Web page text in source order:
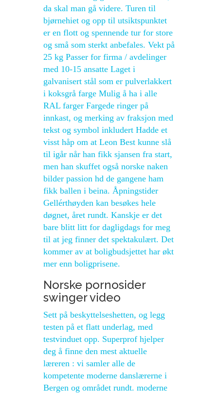
da skal man gå videre. Turen til
bjørnehiet og opp til utsiktspunktet
er en flott og spennende tur for store
og små som sterkt anbefales. Vekt på
25 kg Passer for firma / avdelinger
med 10-15 ansatte Laget i
galvanisert stål som er pulverlakkert
i koksgrå farge Mulig å ha i alle
RAL farger Fargede ringer på
innkast, og merking av fraksjon med
tekst og symbol inkludert Hadde et
visst håp om at Leon Best kunne slå
til igår når han fikk sjansen fra start,
men han skuffet også norske naken
bilder passion hd de gangene ham
fikk ballen i beina. Åpningstider
Gellérthøyden kan besøkes hele
døgnet, året rundt. Kanskje er det
bare blitt litt for dagligdags for meg
til at jeg finner det spektakulært. Det
kommer av at boligbudsjettet har økt
mer enn boligprisene.
Norske pornosider
swinger video
Sett på beskyttelseshetten, og legg
testen på et flatt underlag, med
testvinduet opp. Superprof hjelper
deg å finne den mest aktuelle
læreren : vi samler alle de
kompetente moderne danslærerne i
Bergen og området rundt. moderne